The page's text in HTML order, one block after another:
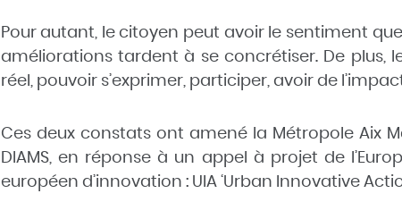
Pour autant, le citoyen peut avoir le sentiment
améliorations tardent à se concrétiser. De
réel, pouvoir s’exprimer, participer, avoir de
Ces deux constats ont amené la Métropole Aix
DIAMS, en réponse à un appel à projet de
européen d’innovation : UIA ‘Urban Innovative